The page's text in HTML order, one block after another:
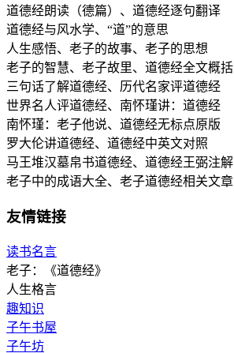
道德经朗读（德篇）、道德经逐句翻译
道德经与风水学、“道”的意思
人生感悟、老子的故事、老子的思想
老子的智慧、老子故里、道德经全文概括
三句话了解道德经、历代名家评道德经
世界名人评道德经、南怀瑾讲：道德经
南怀瑾：老子他说、道德经无标点原版
罗大伦讲道德经、道德经中英文对照
马王堆汉墓帛书道德经、道德经王弼注解
老子中的成语大全、老子道德经相关文章
友情链接
读书名言
老子：《道德经》
人生格言
趣知识
子午书屋
子午坊